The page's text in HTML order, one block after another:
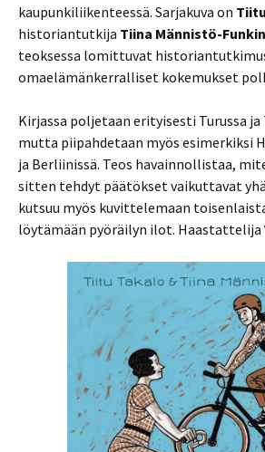
kaupunkiliikenteessä. Sarjakuva on
historiantutkija Tiina Männistö-Funkin
teoksessa lomittuvat
omaelämänkerralliset kokemukset
Kirjassa poljetaan erityisesti Turussa
mutta piipahdetaan myös esimerkiksi
ja Berliinissä. Teos havainnollistaa,
sitten tehdyt päätökset vaikuttavat
kutsuu myös kuvittelemaan
löytämään pyöräilyn ilot. Haastattelija